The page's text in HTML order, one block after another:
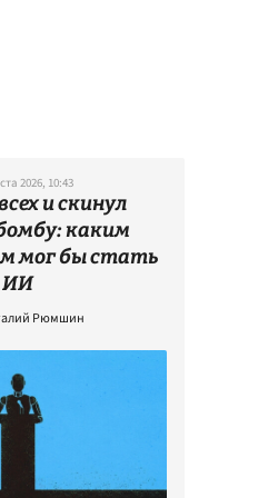
2026, 10:43
и скинул
каким
мог бы стать
ИИ
Рюмшин